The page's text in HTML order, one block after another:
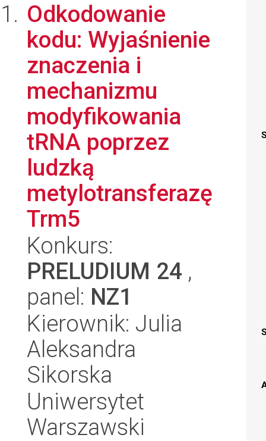
Odkodowanie
kodu: Wyjaśnienie
znaczenia i
mechanizmu
modyfikowania
tRNA poprzez
ludzką
metylotransferazę
Trm5
Konkurs:
PRELUDIUM 24 ,
panel: NZ1
Kierownik: Julia
Aleksandra
Sikorska
Uniwersytet
Warszawski